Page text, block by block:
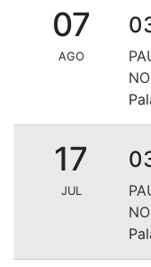
07
AGO
17
JUL